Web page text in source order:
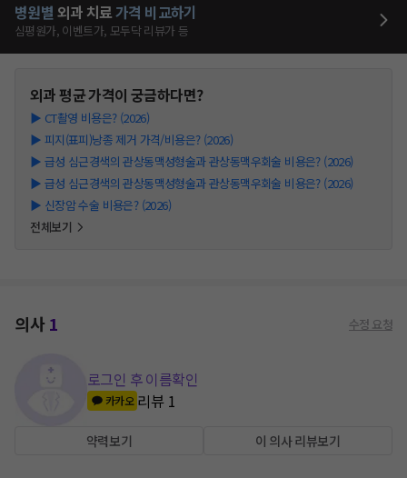
병원별 외과 치료가격 비교하기
심평원가, 이벤트가, 모두닥 리뷰가 등
외과평균 가격이 궁금하다면?
▶ CT촬영 비용은? (2026)
▶ 피지(표피)낭종 제거 가격/비용은? (2026)
▶ 급성 심근경색의 관상동맥성형술과 관상동맥우회술 비용은? (2026)
▶ 급성 심근경색의 관상동맥성형술과 관상동맥우회술 비용은? (2026)
▶ 신장암 수술 비용은? (2026)
전체보기
의사1 수정 요청
로그인 후 이름확인
카카오 리뷰 1
약력보기 이 의사 리뷰보기